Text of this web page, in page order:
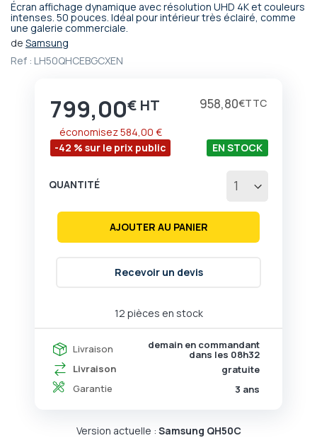
Écran affichage dynamique avec résolution UHD 4K et couleurs
intenses. 50 pouces. Idéal pour intérieur très éclairé, comme
une galerie commerciale.
de Samsung
Ref : LH50QHCEBGCXEN
Prix
799,00€ 958,80€
-42 % sur le prix public
économisez584,00 €
12 pièces en stock
EN STOCK
Livraison demain en commandant
dans les 08h32
Livraison
gratuite
Garantie
3 ans
QUANTITÉ
AJOUTER AU PANIER
Recevoir un devis
Version actuelle : Samsung QH50C
Passer
au
début
de
d’images